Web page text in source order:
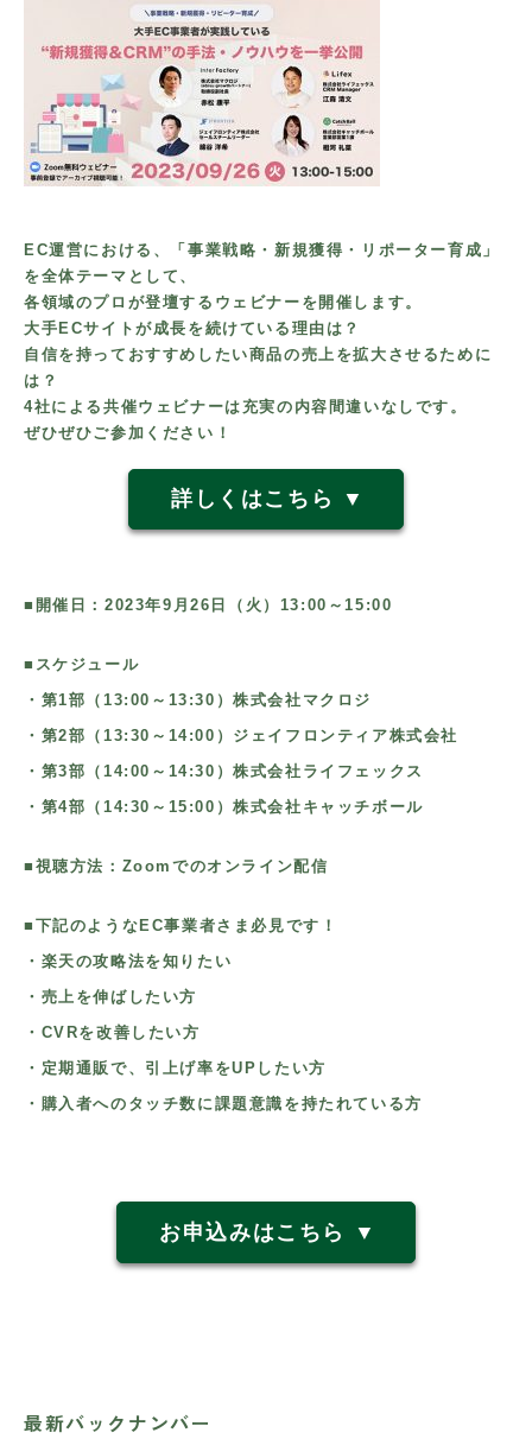
EC運営における、「事業戦略・新規獲得・リポーター育成」
を全体テーマとして、
各領域のプロが登壇するウェビナーを開催します。
大手ECサイトが成長を続けている理由は？
自信を持っておすすめしたい商品の売上を拡大させるために
は？
4社による共催ウェビナーは充実の内容間違いなしです。
ぜひぜひご参加ください！
詳しくはこちら ▼
■開催日：2023年9月26日（火）13:00～15:00
■スケジュール
・第1部（13:00～13:30）株式会社マクロジ
・第2部（13:30～14:00）ジェイフロンティア株式会社
・第3部（14:00～14:30）株式会社ライフェックス
・第4部（14:30～15:00）株式会社キャッチボール
■視聴方法：Zoomでのオンライン配信
■下記のようなEC事業者さま必見です！
・楽天の攻略法を知りたい
・売上を伸ばしたい方
・CVRを改善したい方
・定期通販で、引上げ率をUPしたい方
・購入者へのタッチ数に課題意識を持たれている方
お申込みはこちら ▼
最新バックナンバー